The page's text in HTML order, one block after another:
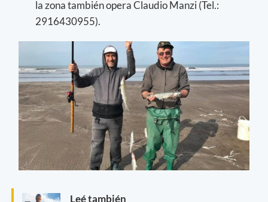
la zona también opera Claudio Manzi (Tel.:
2916430955).
Leé también